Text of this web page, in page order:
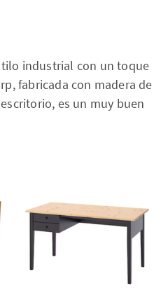
industrial con un toque
fabricada con madera de
es un muy buen